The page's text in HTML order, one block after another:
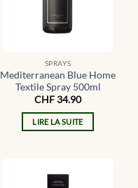
SPRAYS
Mediterranean Blue Home
Textile Spray 500ml
CHF34.90
LIRE LA SUITE